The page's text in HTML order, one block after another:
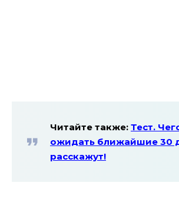
Читайте также: Тест.
ожидать ближайшие 30
расскажут!